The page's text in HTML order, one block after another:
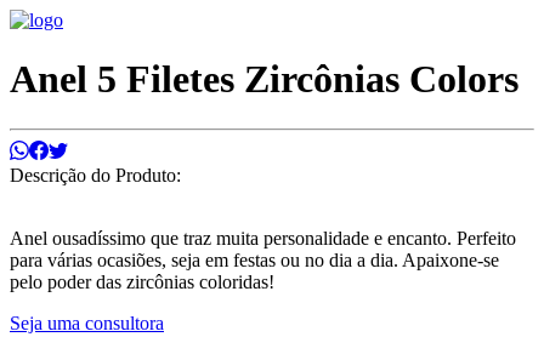
Anel 5 Filetes Zircônias Colors
Descrição do Produto:
Anel ousadíssimo que traz muita personalidade e encanto. Perfeito
para várias ocasiões, seja em festas ou no dia a dia. Apaixone-se
pelo poder das zircônias coloridas!
Seja uma consultora